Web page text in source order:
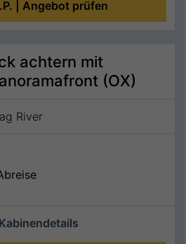
| Angebot prüfen
achtern mit
(OX)
River
Kabinendetails